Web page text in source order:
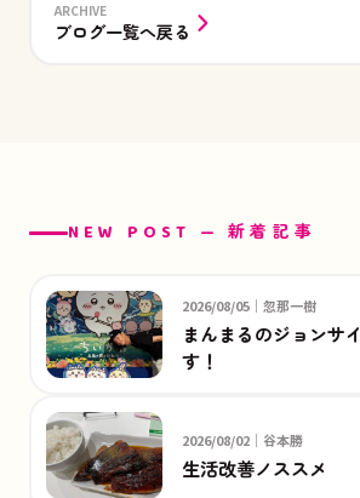
ARCHIVE
ブログ一覧へ戻る
NEW POST — 新着記事
2026/08/05｜忽那一樹
まんまるのジョンサ
す！
2026/08/02｜谷本勝
生活改善ノススメ